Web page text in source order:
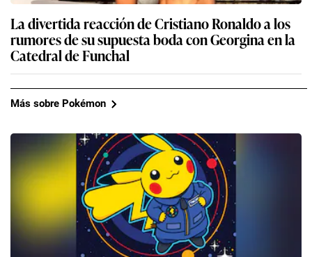
La divertida reacción de Cristiano Ronaldo a los
rumores de su supuesta boda con Georgina en la
Catedral de Funchal
Más sobre Pokémon